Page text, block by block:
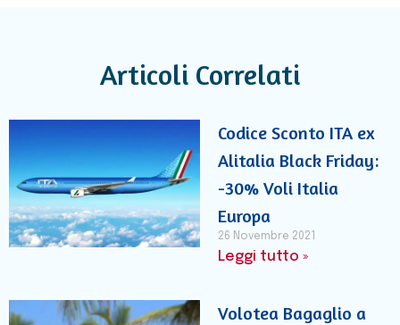
Articoli Correlati
Codice Sconto ITA ex
Alitalia Black Friday:
-30% Voli Italia
Europa
26 Novembre 2021
Leggi tutto »
Volotea Bagaglio a